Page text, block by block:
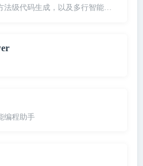
法级代码生成，以及多行智能代码补全
编程助手